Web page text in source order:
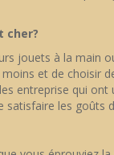
cher?
jouets à la main
et de choisir
entreprise qui
les goûts